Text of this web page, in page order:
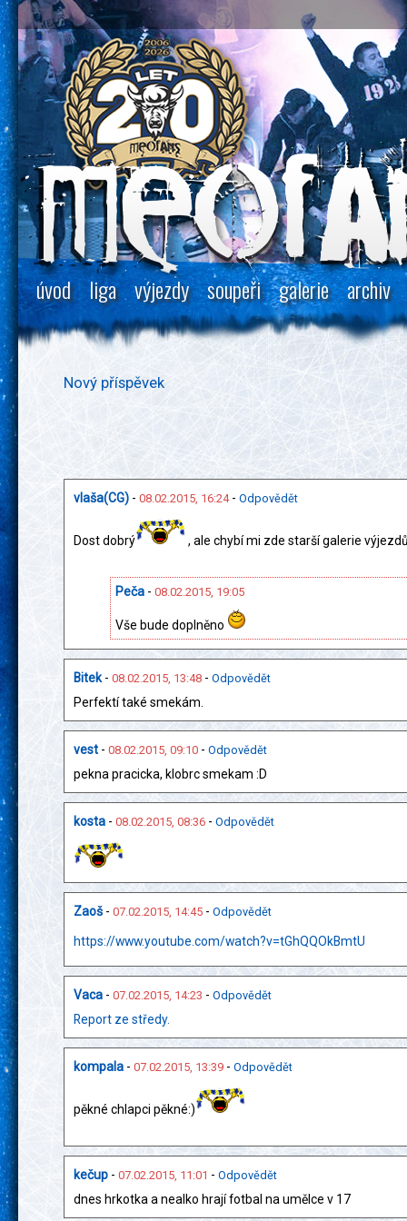
úvod liga výjezdy soupeři galerie archiv
Nový příspěvek
vlaša(CG) - 08.02.2015, 16:24- Odpovědět
Dost dobrý , ale chybí mi zde starší galerie
Peča - 08.02.2015, 19:05
Vše bude doplněno
Bitek- 08.02.2015, 13:48 - Odpovědět
Perfektí také smekám.
vest - 08.02.2015, 09:10 - Odpovědět
pekna pracicka, klobrc smekam :D
kosta - 08.02.2015, 08:36 - Odpovědět
Zaoš - 07.02.2015, 14:45 - Odpovědět
https://www.youtube.com/watch?v=tGhQQOkBmtU
Vaca - 07.02.2015, 14:23 - Odpovědět
Report ze středy.
kompala - 07.02.2015, 13:39 - Odpovědět
pěkné chlapci pěkné:)
kečup - 07.02.2015, 11:01 - Odpovědět
dnes hrkotka a nealko hrají fotbal na umělce v 17